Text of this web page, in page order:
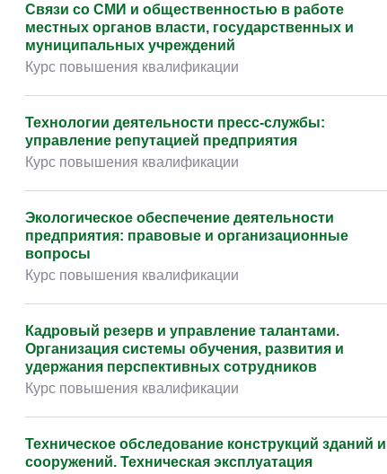
Связи со СМИ и общественностью в работе
местных органов власти, государственных и
муниципальных учреждений
Курс повышения квалификации
Технологии деятельности пресс-службы:
управление репутацией предприятия
Курс повышения квалификации
Экологическое обеспечение деятельности
предприятия: правовые и организационные
вопросы
Курс повышения квалификации
Кадровый резерв и управление талантами.
Организация системы обучения, развития и
удержания перспективных сотрудников
Курс повышения квалификации
Техническое обследование конструкций зданий и
сооружений. Техническая эксплуатация